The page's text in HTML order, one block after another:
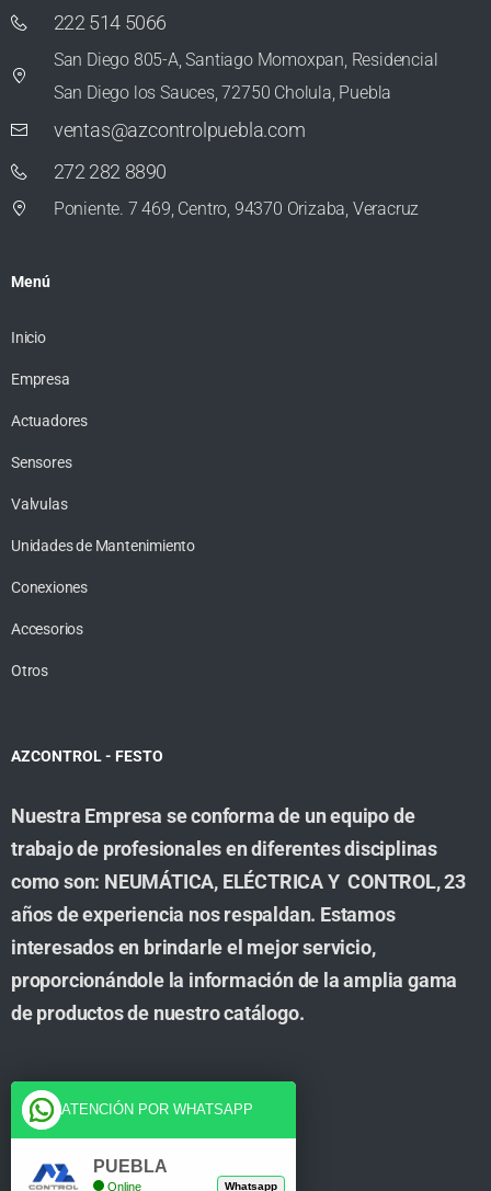
222 514 5066
San Diego 805-A, Santiago Momoxpan, Residencial
San Diego los Sauces, 72750 Cholula, Puebla
ventas@azcontrolpuebla.com
272 282 8890
Poniente. 7 469, Centro, 94370 Orizaba, Veracruz
Menú
Inicio
Empresa
Actuadores
Sensores
Valvulas
Unidades de Mantenimiento
Conexiones
Accesorios
Otros
AZCONTROL - FESTO
Nuestra Empresa se conforma de un equipo de
trabajo de profesionales en diferentes disciplinas
como son: NEUMÁTICA, ELÉCTRICA Y CONTROL, 23
años de experiencia nos respaldan. Estamos
interesados en brindarle el mejor servicio,
proporcionándole la información de la amplia gama
de productos de nuestro catálogo.
Cuenta
Tienda
ATENCIÓN POR WHATSAPP
PUEBLA
Online Whatsapp